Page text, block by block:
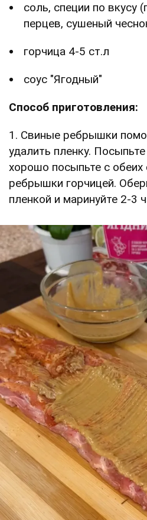
соль, специи по вкусу
перцев, сушеный
горчица 4-5 ст.л
соус "Ягодный"
Способ приготовления:
1. Свиные ребрышки
удалить пленку.
хорошо посыпьте с
ребрышки горчицей.
пленкой и маринуйте 2-3